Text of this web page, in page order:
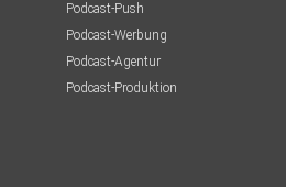
Podcast-Push
Podcast-Werbung
Podcast-Agentur
Podcast-Produktion